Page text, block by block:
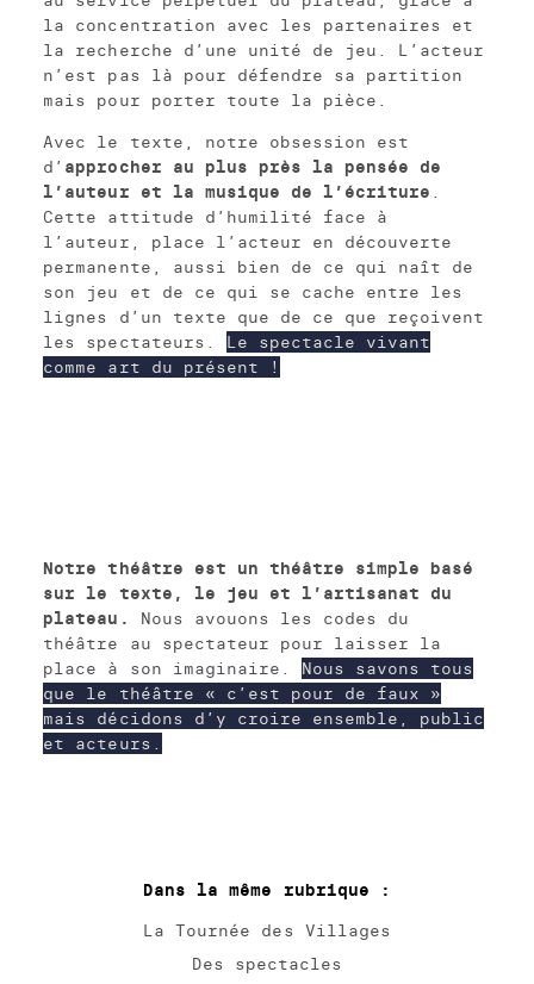
la concentration avec les partenaires et
la recherche d’une unité de jeu. L’acteur
n’est pas là pour défendre sa partition
mais pour porter toute la pièce.
Avec le texte, notre obsession est
d’ approcher au plus près la pensée de
l’auteur et la musique de l’écriture .
Cette attitude d’humilité face à
l’auteur, place l’acteur en découverte
permanente, aussi bien de ce qui naît de
son jeu et de ce qui se cache entre les
lignes d’un texte que de ce que reçoivent
les spectateurs. Le spectacle vivant
comme art du présent !
Notre théâtre est un théâtre simple basé
sur le texte, le jeu et l’artisanat du
plateau.
Nous avouons les codes du
théâtre au spectateur pour laisser la
place à son imaginaire. Nous savons tous
que le théâtre « c’est pour de faux »
mais décidons d’y croire ensemble, public
et acteurs.
Dans la même rubrique :
La Tournée des Villages
Des spectacles